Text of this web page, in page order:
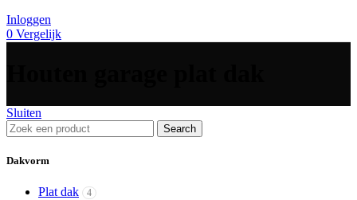
Inloggen
0 Vergelijk
Sluiten
Search
Dakvorm
Plat dak 4